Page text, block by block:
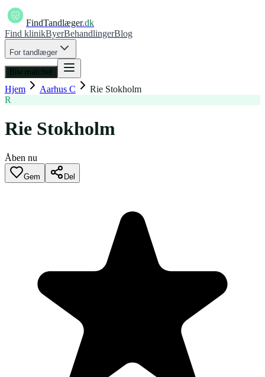
FindTandlæger.dk
Find klinikByerBehandlingerBlog
For tandlæger
Bliv matchet
Hjem Aarhus C
Rie Stokholm
R
Rie Stokholm
Åben nu
Gem Del